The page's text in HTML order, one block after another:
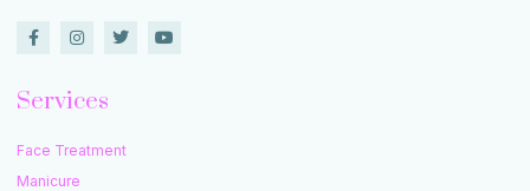
Services
Face Treatment
Manicure